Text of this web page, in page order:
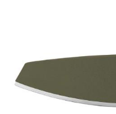
Levanger -
Åpent i dag 10-18